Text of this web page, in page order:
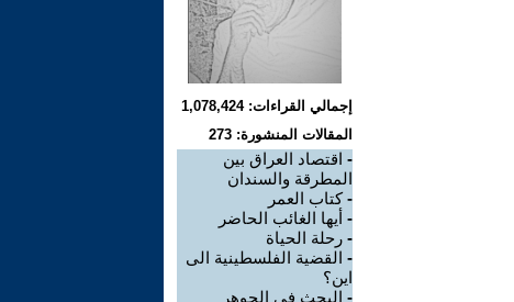
إجمالي القراءات: 1,078,424
المقالات المنشورة: 273
- اقتصاد العراق بين
المطرقة والسندان
-كتاب العمر
- أيها الغائب الحاضر
- رحلة الحياة
- القضية الفلسطينية الى
اين؟
- البحث في الجوهر